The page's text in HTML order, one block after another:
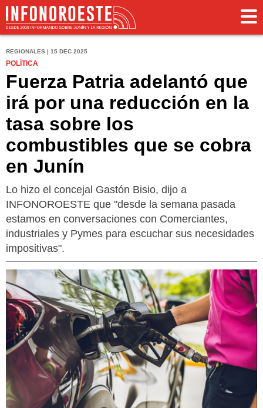
REGIONALES | 15 DEC 2025
POLÍTICA
Fuerza Patria adelantó que
irá por una reducción en la
tasa sobre los
combustibles que se cobra
en Junín
Lo hizo el concejal Gastón Bisio, dijo a
INFONOROESTE que "desde la semana pasada
estamos en conversaciones con Comerciantes,
industriales y Pymes para escuchar sus necesidades
impositivas".